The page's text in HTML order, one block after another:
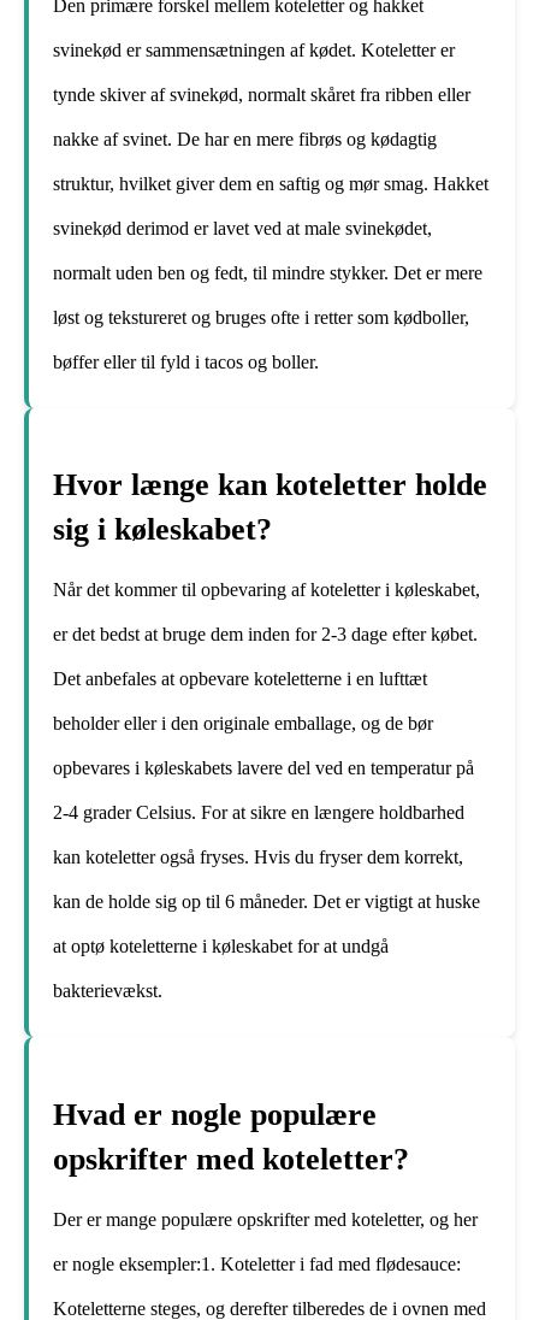
Den primære forskel mellem koteletter og hakket
svinekød er sammensætningen af ​​kødet. Koteletter er
tynde skiver af svinekød, normalt skåret fra ribben eller
nakke af svinet. De har en mere fibrøs og kødagtig
struktur, hvilket giver dem en saftig og mør smag. Hakket
svinekød derimod er lavet ved at male svinekødet,
normalt uden ben og fedt, til mindre stykker. Det er mere
løst og tekstureret og bruges ofte i retter som kødboller,
bøffer eller til fyld i tacos og boller.
Hvor længe kan koteletter holde
sig i køleskabet?
Når det kommer til opbevaring af koteletter i køleskabet,
er det bedst at bruge dem inden for 2-3 dage efter købet.
Det anbefales at opbevare koteletterne i en lufttæt
beholder eller i den originale emballage, og de bør
opbevares i køleskabets lavere del ved en temperatur på
2-4 grader Celsius. For at sikre en længere holdbarhed
kan koteletter også fryses. Hvis du fryser dem korrekt,
kan de holde sig op til 6 måneder. Det er vigtigt at huske
at optø koteletterne i køleskabet for at undgå
bakterievækst.
Hvad er nogle populære
opskrifter med koteletter?
Der er mange populære opskrifter med koteletter, og her
er nogle eksempler:1. Koteletter i fad med flødesauce:
Koteletterne steges, og derefter tilberedes de i ovnen med